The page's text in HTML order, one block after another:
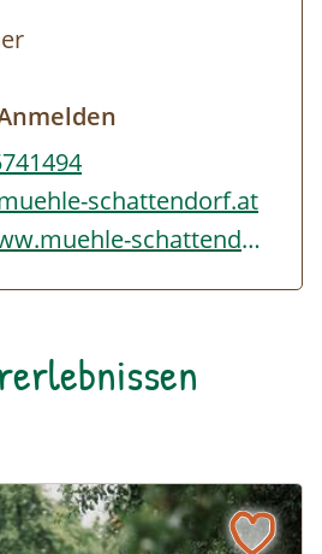
schattendorf.at
https://www.muehle-schattendorf.at/index.php